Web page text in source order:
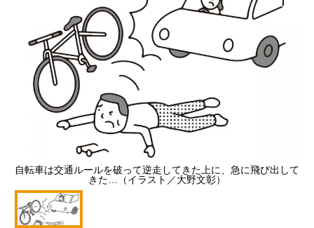
自転車は交通ルールを破って逆走してきた上に、急に飛び出して
きた…（イラスト／大野文彰）